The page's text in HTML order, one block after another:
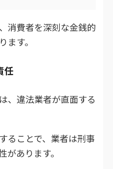
消費者を深刻な金銭的
ます。
任
、違法業者が直面する
ることで、業者は刑事
があります。